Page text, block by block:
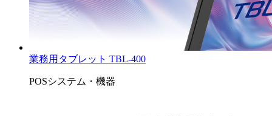
業務用タブレット TBL-400
POSシステム・機器